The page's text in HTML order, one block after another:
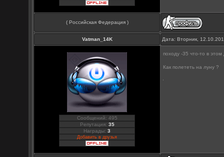
( Российская Федерация )
Vatman_14K Дата: Вторник,
Сообщений: 495
Репутация: 35
Награды:3
Добавить в друзья
походу -35 что-то в
Как полететь на луну ?